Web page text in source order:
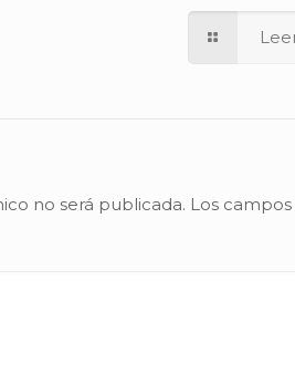
no será publicada. Los